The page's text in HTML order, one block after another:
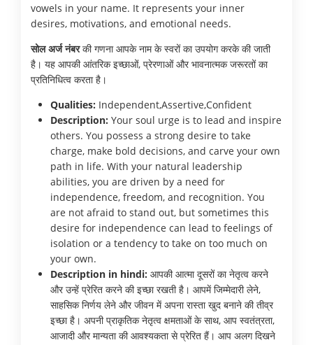
vowels in your name. It represents your inner
desires, motivations, and emotional needs.
सोल अर्ज नंबरकी गणना आपके नाम के स्वरों का उपयोग करके की जाती
है। यह आपकी आंतरिक इच्छाओं, प्रेरणाओं और भावनात्मक जरूरतों का
प्रतिनिधित्व करता है।
Qualities: Independent,Assertive,Confident
Description: Your soul urge is to lead and inspire
others. You possess a strong desire to take
charge, make bold decisions, and carve your own
path in life. With your natural leadership
abilities, you are driven by a need for
independence, freedom, and recognition. You
are not afraid to stand out, but sometimes this
desire for independence can lead to feelings of
isolation or a tendency to take on too much on
your own.
Description in hindi: आपकी आत्मा दूसरों का नेतृत्व करने
और उन्हें प्रेरित करने की इच्छा रखती है। आपमें जिम्मेदारी लेने,
साहसिक निर्णय लेने और जीवन में अपना रास्ता खुद बनाने की तीव्र
इच्छा है। अपनी प्राकृतिक नेतृत्व क्षमताओं के साथ, आप स्वतंत्रता,
आजादी और मान्यता की आवश्यकता से प्रेरित हैं। आप अलग दिखने